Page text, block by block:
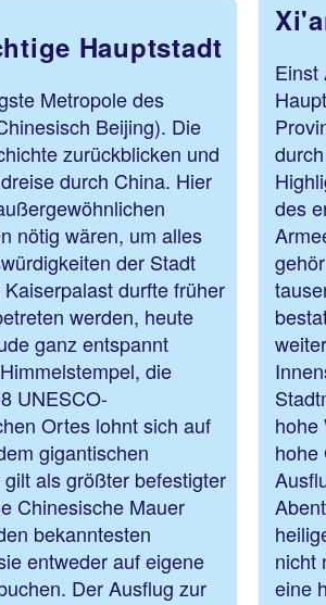
Hauptstadt
Metropole des
Beijing). Die
zurückblicken und
durch China. Hier
nötig wären, um alles
der Stadt
durfte früher
werden, heute
ganz entspannt
die
UNESCO-
Ortes lohnt sich auf
gigantischen
als größter befestigter
Chinesische Mauer
bekanntesten
entweder auf eigene
Der Ausflug zur
Einst
des
hohe
hohe
nicht
eine